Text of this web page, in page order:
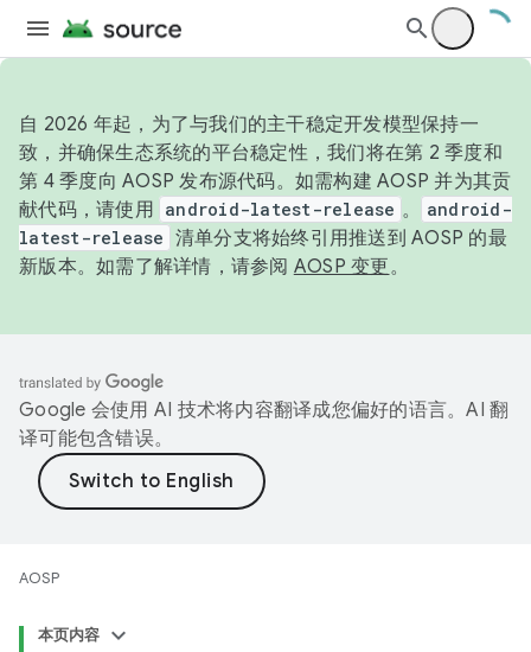
自 2026 年起，为了与我们的主干稳定开发模型保持一
致，并确保生态系统的平台稳定性，我们将在第 2 季度和
第 4 季度向 AOSP 发布源代码。如需构建 AOSP 并为其贡
献代码，请使用 android-latest-release 。
android-
latest-release 清单分支将始终引用推送到 AOSP 的最
新版本。如需了解详情，请参阅 AOSP 变更。
Google 会使用 AI 技术将内容翻译成您偏好的语言。AI 翻
译可能包含错误。
AOSP
本页内容